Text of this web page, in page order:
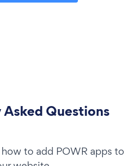
Questions
to add POWR apps to